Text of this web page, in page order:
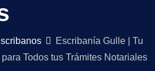
Escribanía Gulle | Tu
Todos tus Trámites Notariales